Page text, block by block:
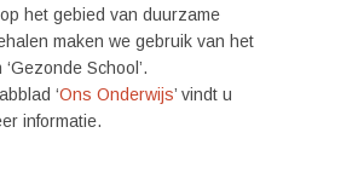
het gebied van duurzame
maken we gebruik van het
School’.
‘Ons Onderwijs’ vindt u
informatie.